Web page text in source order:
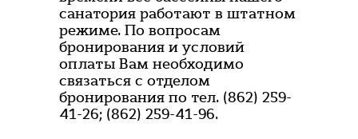
санатория работают в штатном
режиме. По вопросам
бронирования и условий
оплаты Вам необходимо
связаться с отделом
бронирования по тел. (862) 259-
41-26; (862) 259-41-96.